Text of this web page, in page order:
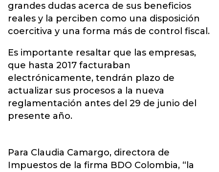
grandes dudas acerca de sus beneficios
reales y la perciben como una disposición
coercitiva y una forma más de control fiscal.
Es importante resaltar que las empresas,
que hasta 2017 facturaban
electrónicamente, tendrán plazo de
actualizar sus procesos a la nueva
reglamentación antes del 29 de junio del
presente año.
Para Claudia Camargo, directora de
Impuestos de la firma BDO Colombia, “la